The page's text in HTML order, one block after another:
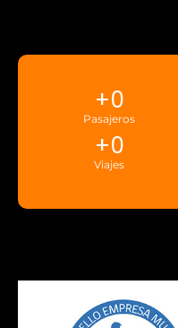
Pasajeros
+0
Viajes
+0